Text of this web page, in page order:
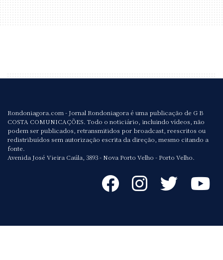
Rondoniagora.com - Jornal Rondoniagora é uma publicação de G B
COSTA COMUNICAÇÕES. Todo o noticiário, incluindo vídeos, não
podem ser publicados, retransmitidos por broadcast, reescritos ou
redistribuídos sem autorização escrita da direção, mesmo citando a
fonte.
Avenida José Vieira Caúla, 3893 - Nova Porto Velho - Porto Velho.